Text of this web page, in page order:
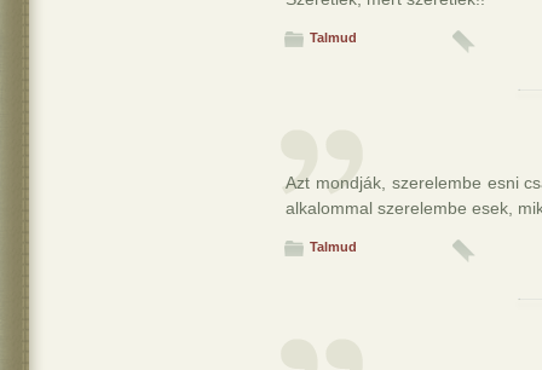
Talmud
Azt mondják, szerelembe esni
alkalommal szerelembe esek,
Talmud